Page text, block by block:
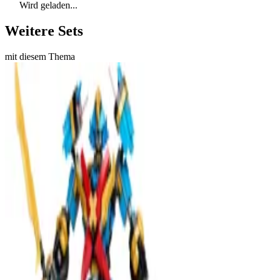
Wird geladen...
Weitere Sets
mit diesem Thema